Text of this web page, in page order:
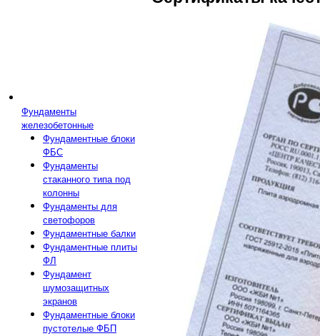
Фундаменты
железобетонные
Фундаментные блоки
ФБС
Фундаменты
стаканного типа под
колонны
Фундаменты для
светофоров
Фундаментные балки
Фундаментные плиты
ФЛ
Фундамент
шумозащитных
экранов
Фундаментные блоки
пустотелые ФБП